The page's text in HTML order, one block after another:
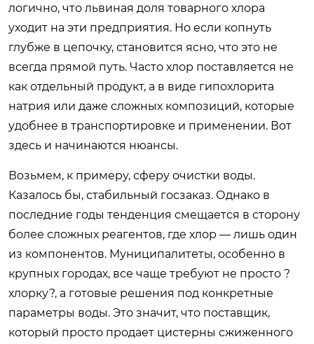
логично, что львиная доля товарного хлора
уходит на эти предприятия. Но если копнуть
глубже в цепочку, становится ясно, что это не
всегда прямой путь. Часто хлор поставляется не
как отдельный продукт, а в виде гипохлорита
натрия или даже сложных композиций, которые
удобнее в транспортировке и применении. Вот
здесь и начинаются нюансы.
Возьмем, к примеру, сферу очистки воды.
Казалось бы, стабильный госзаказ. Однако в
последние годы тенденция смещается в сторону
более сложных реагентов, где хлор — лишь один
из компонентов. Муниципалитеты, особенно в
крупных городах, все чаще требуют не просто ?
хлорку?, а готовые решения под конкретные
параметры воды. Это значит, что поставщик,
который просто продает цистерны сжиженного